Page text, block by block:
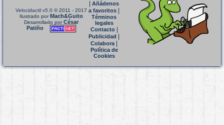
Velocidactil v5.0 © 2011 - 2017
Ilustrado porMach&Guito
Desarrollado porCésar
Patiño
Añádenos
a favoritos
Términos
legales
Contacto|
Publicidad
Colabora|
Política de
Cookies